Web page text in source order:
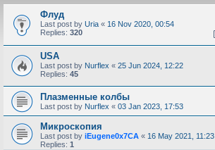
Флуд
Last post by Uria « 16 Nov 2020, 00:54
Replies: 320
USA
Last post by Nurflex « 25 Jun 2024, 12:22
Replies: 45
Плазменные колбы
Last post by Nurflex « 03 Jan 2023, 17:53
Микроскопия
Last post by iEugene0x7CA « 16 May 2021, 11:23
Replies: 1